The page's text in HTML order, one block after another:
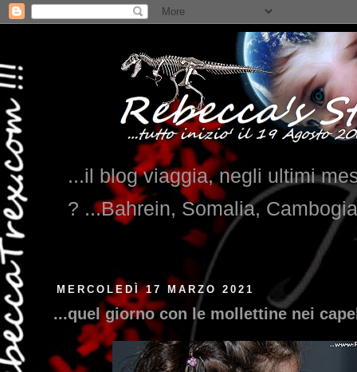
...il blog viaggia, negli ultimi
? ...Bahrein, Somalia,
...qui trovate il nostro viaggio in
MERCOLEDÌ 17 MARZO 2021
...quel giorno con le mollettine nei